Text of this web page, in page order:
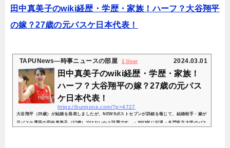
田中真美子のwiki経歴・学歴・家族！ハーフ？大谷翔平
の嫁？27歳の元バスケ日本代表！
TAPUNews―時事ニュースの部屋 1 User 2024.03.01
田中真美子のwiki経歴・学歴・家族！
ハーフ？大谷翔平の嫁？27歳の元バス
ケ日本代表！
https://bunpone.com/?p=4727
大谷翔平（29歳）が結婚を発表しましたが、NEWSポストセブンが詳細を報じて、結婚相手・嫁が
元バスケ選手の田中真美子（27歳）ではないかと話題です。・2023年に引退・名門私立大学のバス